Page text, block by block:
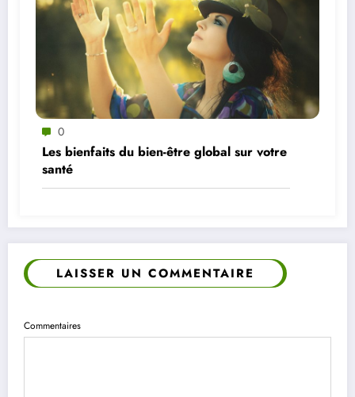
0
Les bienfaits du bien-être global sur votre
santé
LAISSER UN COMMENTAIRE
Commentaires